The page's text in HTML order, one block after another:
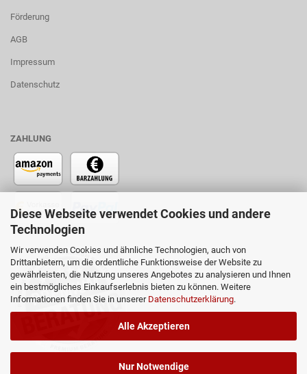
Diese Webseite verwendet Cookies und andere
Technologien
Wir verwenden Cookies und ähnliche Technologien, auch von
Drittanbietern, um die ordentliche Funktionsweise der Website zu
gewährleisten, die Nutzung unseres Angebotes zu analysieren und Ihnen
ein bestmögliches Einkaufserlebnis bieten zu können. Weitere
Informationen finden Sie in unserer Datenschutzerklärung.
Alle Akzeptieren
Nur Notwendige
Förderung
AGB
Impressum
Datenschutz
ZAHLUNG